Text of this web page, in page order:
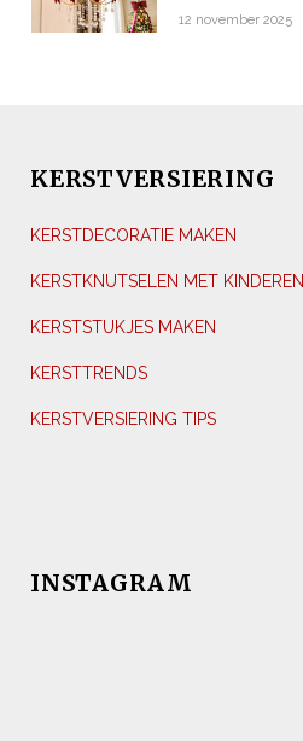
12 november 2025
KERSTVERSIERING
KERSTDECORATIE MAKEN
KERSTKNUTSELEN MET KINDEREN
KERSTSTUKJES MAKEN
KERSTTRENDS
KERSTVERSIERING TIPS
INSTAGRAM